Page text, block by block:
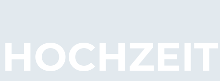
HOCHZEIT